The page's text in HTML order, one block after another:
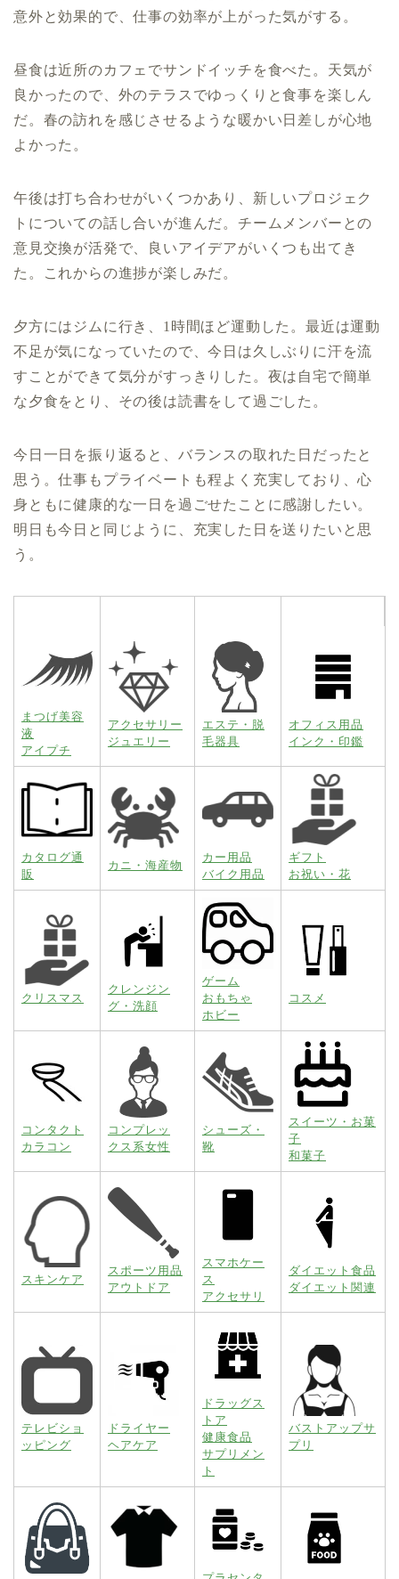
意外と効果的で、仕事の効率が上がった気がする。
昼食は近所のカフェでサンドイッチを食べた。天気が
良かったので、外のテラスでゆっくりと食事を楽しん
だ。春の訪れを感じさせるような暖かい日差しが心地
よかった。
午後は打ち合わせがいくつかあり、新しいプロジェク
トについての話し合いが進んだ。チームメンバーとの
意見交換が活発で、良いアイデアがいくつも出てき
た。これからの進捗が楽しみだ。
夕方にはジムに行き、1時間ほど運動した。最近は運動
不足が気になっていたので、今日は久しぶりに汗を流
すことができて気分がすっきりした。夜は自宅で簡単
な夕食をとり、その後は読書をして過ごした。
今日一日を振り返ると、バランスの取れた日だったと
思う。仕事もプライベートも程よく充実しており、心
身ともに健康的な一日を過ごせたことに感謝したい。
明日も今日と同じように、充実した日を送りたいと思
う。
まつげ美容
液
アイプチ
アクセサリー
ジュエリー
エステ・脱
毛器具
オフィス用品
インク・印鑑
カタログ通
販
カニ・海産物
カー用品
バイク用品
ギフト
お祝い・花
クリスマス
クレンジン
グ・洗顔
ゲーム
おもちゃ
ホビー
コスメ
コンタクト
カラコン
コンプレッ
クス系女性
シューズ・
靴
スイーツ・お菓
子
和菓子
スキンケア
スポーツ用品
アウトドア
スマホケー
ス
アクセサリ
ダイエット食品
ダイエット関連
テレビショ
ッピング
ドライヤー
ヘアケア
ドラッグス
トア
健康食品
サプリメン
ト
バストアップサ
プリ